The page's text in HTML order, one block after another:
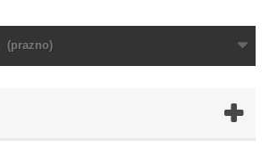
(prazno)